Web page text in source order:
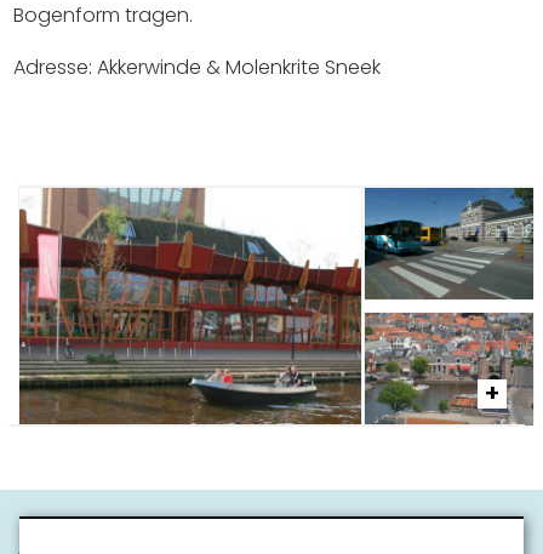
Bogenform tragen.
Adresse: Akkerwinde & Molenkrite Sneek